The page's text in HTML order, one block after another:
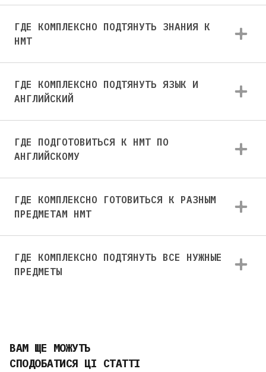
ГДЕ КОМПЛЕКСНО ПОДТЯНУТЬ ЗНАНИЯ К
НМТ
ГДЕ КОМПЛЕКСНО ПОДТЯНУТЬ ЯЗЫК И
АНГЛИЙСКИЙ
ГДЕ ПОДГОТОВИТЬСЯ К НМТ ПО
АНГЛИЙСКОМУ
ГДЕ КОМПЛЕКСНО ГОТОВИТЬСЯ К РАЗНЫМ
ПРЕДМЕТАМ НМТ
ГДЕ КОМПЛЕКСНО ПОДТЯНУТЬ ВСЕ НУЖНЫЕ
ПРЕДМЕТЫ
ВАМ ЩЕ МОЖУТЬ
СПОДОБАТИСЯ ЦІ СТАТТІ